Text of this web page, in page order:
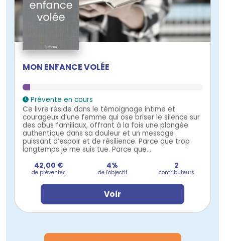
MON ENFANCE VOLÉE
Prévente en cours
Ce livre réside dans le témoignage intime et
courageux d’une femme qui ose briser le silence sur
des abus familiaux, offrant à la fois une plongée
authentique dans sa douleur et un message
puissant d’espoir et de résilience. Parce que trop
longtemps je me suis tue. Parce que...
42,00 €
de préventes
4%
de l'objectif
2
contributeurs
Voir